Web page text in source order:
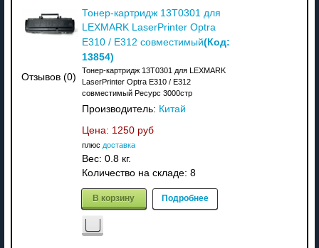
Отзывов (0)
Тонер-картридж 13T0301 для
LEXMARK LaserPrinter Optra
E310 / E312 совместимый(Код:
13854)
Тонер-картридж 13T0301 для LEXMARK
LaserPrinter Optra E310 / E312
совместимый Ресурс 3000стр
Производитель: Китай
Цена: 1250 руб
плюс доставка
Вес: 0.8 кг.
Количество на складе: 8
В корзину Подробнее